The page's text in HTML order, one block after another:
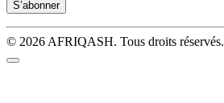
© 2026 AFRIQASH. Tous droits réservés.